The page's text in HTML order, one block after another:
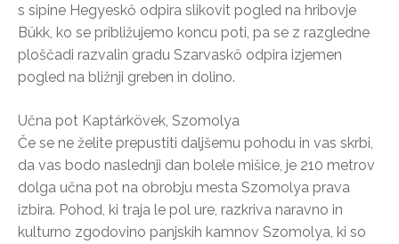
s sipine Hegyeskő odpira slikovit pogled na hribovje
Bükk, ko se približujemo koncu poti, pa se z razgledne
ploščadi razvalin gradu Szarvaskő odpira izjemen
pogled na bližnji greben in dolino.
Učna pot Kaptárkövek, Szomolya
Če se ne želite prepustiti daljšemu pohodu in vas skrbi,
da vas bodo naslednji dan bolele mišice, je 210 metrov
dolga učna pot na obrobju mesta Szomolya prava
izbira. Pohod, ki traja le pol ure, razkriva naravno in
kulturno zgodovino panjskih kamnov Szomolya, ki so